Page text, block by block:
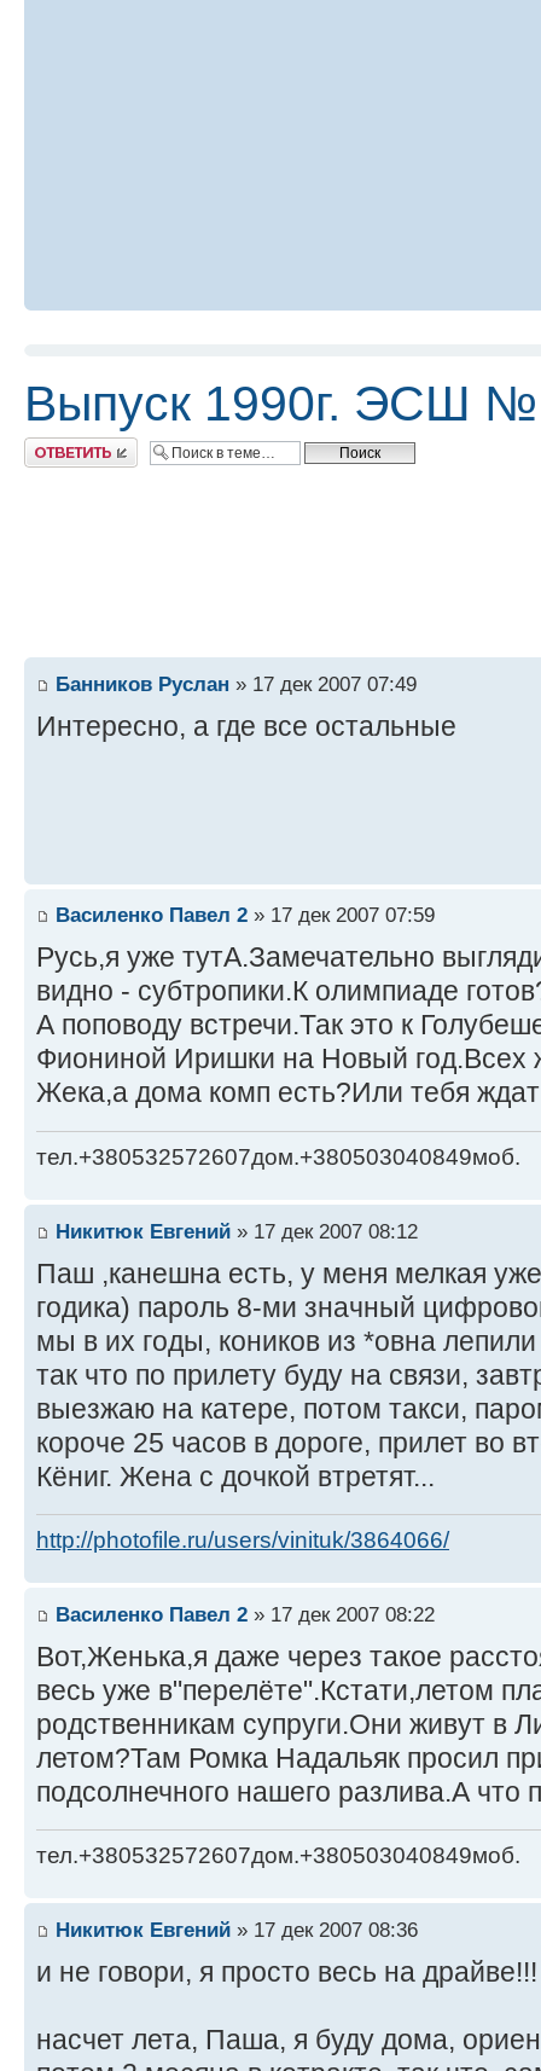
Выпуск 1990г. ЭСШ
Ответить
Банников Руслан » 17 дек 2007 07:49
Интересно, а где все остальные
Василенко Павел 2 » 17 дек 2007 07:59
Русь,я уже тутА.Замечательно
видно - субтропики.К олимпиаде
А поповоду встречи.Так это к
Фиониной Иришки на Новый год.Всех
Жека,а дома комп есть?Или тебя
тел.+380532572607дом.+380503040849моб.
Никитюк Евгений » 17 дек 2007 08:12
Паш ,канешна есть, у меня мелкая
годика) пароль 8-ми значный
мы в их годы, коников из *овна
так что по прилету буду на связи,
выезжаю на катере, потом такси,
короче 25 часов в дороге, прилет во
Кёниг. Жена с дочкой втретят...
http://photofile.ru/users/vinituk/3864066/
Василенко Павел 2 » 17 дек 2007 08:22
Вот,Женька,я даже через такое
весь уже в"перелёте".Кстати,летом
родственникам супруги.Они живут в
летом?Там Ромка Надальяк просил
подсолнечного нашего разлива.А что
тел.+380532572607дом.+380503040849моб.
Никитюк Евгений » 17 дек 2007 08:36
и не говори, я просто весь на драйве!!!
насчет лета, Паша, я буду дома,